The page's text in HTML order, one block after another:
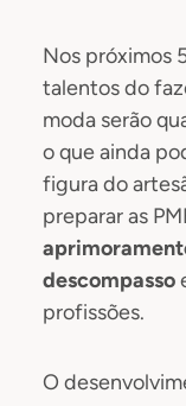
Nos próximos
talentos do
moda serão
o que ainda
figura do
preparar as
descompasso
profissões.
O